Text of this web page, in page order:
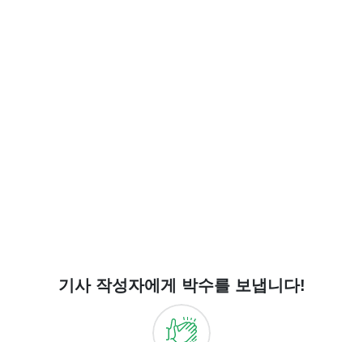
기사 작성자에게 박수를 보냅니다!